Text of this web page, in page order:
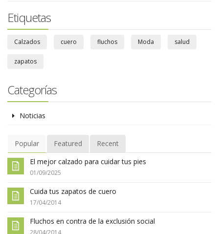
Etiquetas
Calzados cuero fluchos Moda salud
zapatos
Categorías
Noticias
Popular Featured
Recent
El mejor calzado para cuidar tus pies
01/09/2025
Cuida tus zapatos de cuero
17/04/2014
Fluchos en contra de la exclusión social
28/04/2014